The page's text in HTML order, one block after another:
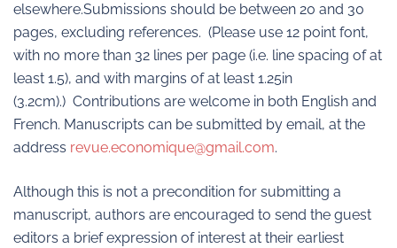
elsewhere.Submissions should be between 20 and 30
pages, excluding references. (Please use 12 point font,
with no more than 32 lines per page (i.e. line spacing of at
least 1.5), and with margins of at least 1.25in
(3.2cm).) Contributions are welcome in both English and
French. Manuscripts can be submitted by email, at the
address revue.economique@gmail.com.
Although this is not a precondition for submitting a
manuscript, authors are encouraged to send the guest
editors a brief expression of interest at their earliest